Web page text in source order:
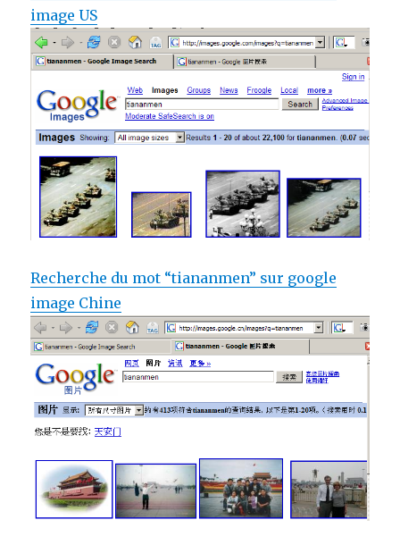
image US
Recherche du mot “tiananmen” sur google
image Chine